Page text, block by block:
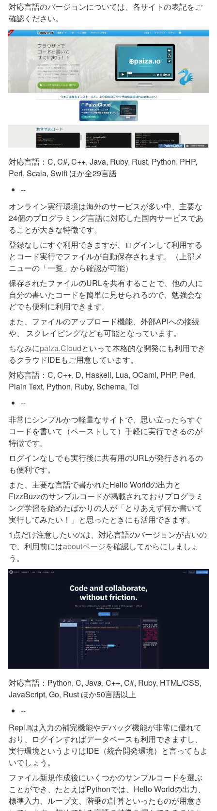
対応言語のバージョンについては、各サイトの表記をご
確認ください。
対応言語：C, C#, C++, Java, Ruby, Rust, Python, PHP,
Perl, Scala, Swift ほか全29言語
--
オンライン実行環境は海外のサービスが多い中、主要な
24個のプログラミング言語に対応した国内サービスであ
ることが大きな特徴です。
登録なしにすぐ利用できますが、ログインして利用する
とコード実行でファイルが自動保存されます。（上部メ
ニューの「一覧」から確認が可能）
保存されたファイルのURLを共有することで、他の人に
自分の書いたコードを簡単に見せられるので、勉強会な
どでも便利に利用できます。
また、ファイルのアップロード機能、外部APIへの接続
や、 スクレイピングなども可能となっています。
ちなみにpaiza.Cloudといって本格的な開発にも利用でき
るクラウドIDEもご用意しています。
対応言語：C, C++, D, Haskell, Lua, OCaml, PHP, Perl,
Plain Text, Python, Ruby, Schema, Tcl
--
非常にシンプルかつ軽量なサイトで、思い立ったらすぐ
コードを書いて（ペーストして）手軽に実行できるのが
特徴です。
ログインなしでも実行後に共有用のURLが発行されるの
も便利です。
また、主要な言語で書かれたHello Worldの出力と
FizzBuzzのサンプルコードが掲載されておりプログラミ
ング学習を始めたばかりの人が「とりあえず何か書いて
実行してみたい！」と思ったときにも活用できます。
1点だけ注意したいのは、対応言語のバージョンが古いの
で、利用前にはaboutページを確認してからにしましょ
う。
対応言語：Python, C, Java, C++, C#, Ruby, HTML/CSS,
JavaScript, Go, Rust ほか50言語以上
--
Repl.itは入力の補完機能やデバッグ機能が非常に優れて
おり、ログインすればデータベースも利用できますし、
実行環境というよりはIDE（統合開発環境）と言ってもよ
いでしょう。
ファイル新規作成後にいくつかのサンプルコードを選ぶ
ことができ、たとえばPythonでは、Hello Worldの出力、
標準入力、ループ文、階乗の計算といったものが用意さ